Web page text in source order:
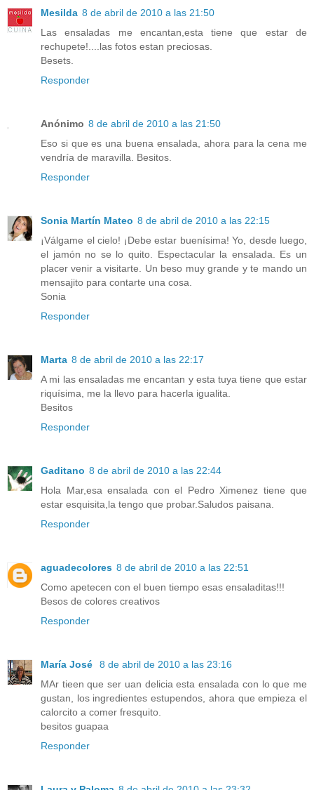
Mesilda 8 de abril de 2010 a las 21:50
Las ensaladas me encantan,esta tiene que estar de
rechupete!....las fotos estan preciosas.
Besets.
Responder
Anónimo 8 de abril de 2010 a las 21:50
Eso si que es una buena ensalada, ahora para la cena me
vendría de maravilla. Besitos.
Responder
Sonia Martín Mateo 8 de abril de 2010 a las 22:15
¡Válgame el cielo! ¡Debe estar buenísima! Yo, desde luego,
el jamón no se lo quito. Espectacular la ensalada. Es un
placer venir a visitarte. Un beso muy grande y te mando un
mensajito para contarte una cosa.
Sonia
Responder
Marta 8 de abril de 2010 a las 22:17
A mi las ensaladas me encantan y esta tuya tiene que estar
riquísima, me la llevo para hacerla igualita.
Besitos
Responder
Gaditano 8 de abril de 2010 a las 22:44
Hola Mar,esa ensalada con el Pedro Ximenez tiene que
estar esquisita,la tengo que probar.Saludos paisana.
Responder
aguadecolores 8 de abril de 2010 a las 22:51
Como apetecen con el buen tiempo esas ensaladitas!!!
Besos de colores creativos
Responder
María José
8 de abril de 2010 a las 23:16
MAr tieen que ser uan delicia esta ensalada con lo que me
gustan, los ingredientes estupendos, ahora que empieza el
calorcito a comer fresquito.
besitos guapaa
Responder